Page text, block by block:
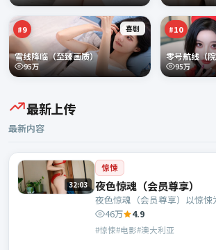
#9 喜剧
雪线降临（至臻画质）
95万
#10
零号航线（
95万
最新上传
最新内容
32:03
惊悚
夜色惊魂（会员尊享）
夜色惊魂（会员尊享）以惊
的抉择与人物成长；澳大利亚
素汐、于和伟等主演。
46万 4.9
#惊悚#电影#澳大利亚